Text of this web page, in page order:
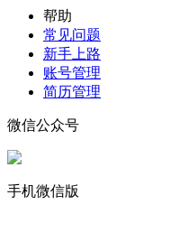
帮助
常见问题
新手上路
账号管理
简历管理
微信公众号
手机微信版